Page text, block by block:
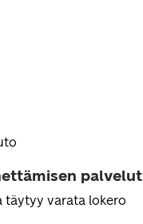
palvelut
täytyy varata lokero